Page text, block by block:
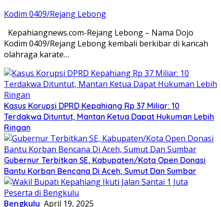
Kodim 0409/Rejang Lebong
Kepahiangnews.com-Rejang Lebong – Nama Dojo
Kodim 0409/Rejang Lebong kembali berkibar di kancah
olahraga karate…
Kasus Korupsi DPRD Kepahiang Rp 37 Miliar: 10
Terdakwa Dituntut, Mantan Ketua Dapat Hukuman Lebih
Ringan
Gubernur Terbitkan SE, Kabupaten/Kota Open Donasi
Bantu Korban Bencana Di Aceh, Sumut Dan Sumbar
Bengkulu April 19, 2025